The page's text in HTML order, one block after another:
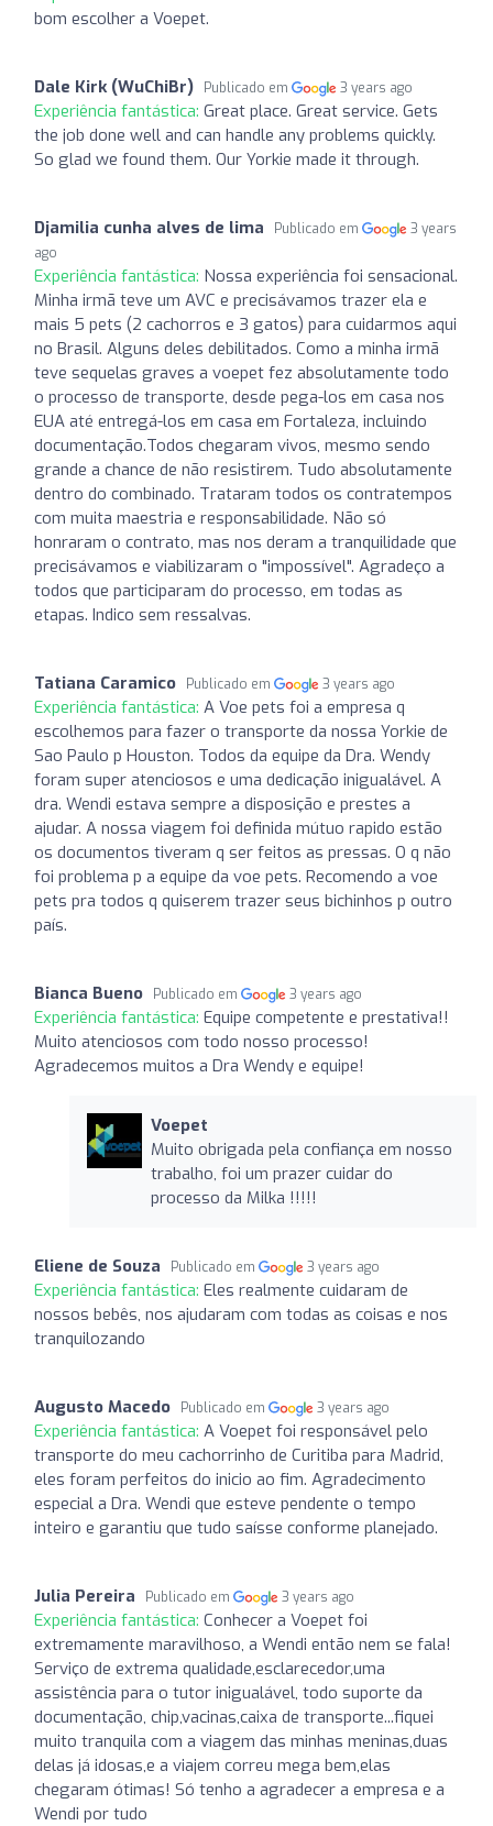
bom escolher a Voepet.
Dale Kirk (WuChiBr) Publicado em 3 years ago
Experiência fantástica: Great place. Great service. Gets
the job done well and can handle any problems quickly.
So glad we found them. Our Yorkie made it through.
Djamilia cunha alves de lima Publicado em
3 years
ago
Experiência fantástica: Nossa experiência foi sensacional.
Minha irmã teve um AVC e precisávamos trazer ela e
mais 5 pets (2 cachorros e 3 gatos) para cuidarmos aqui
no Brasil. Alguns deles debilitados. Como a minha irmã
teve sequelas graves a voepet fez absolutamente todo
o processo de transporte, desde pega-los em casa nos
EUA até entregá-los em casa em Fortaleza, incluindo
documentação.Todos chegaram vivos, mesmo sendo
grande a chance de não resistirem. Tudo absolutamente
dentro do combinado. Trataram todos os contratempos
com muita maestria e responsabilidade. Não só
honraram o contrato, mas nos deram a tranquilidade que
precisávamos e viabilizaram o "impossível". Agradeço a
todos que participaram do processo, em todas as
etapas. Indico sem ressalvas.
Tatiana Caramico Publicado em 3 years ago
Experiência fantástica: A Voe pets foi a empresa q
escolhemos para fazer o transporte da nossa Yorkie de
Sao Paulo p Houston. Todos da equipe da Dra. Wendy
foram super atenciosos e uma dedicação inigualável. A
dra. Wendi estava sempre a disposição e prestes a
ajudar. A nossa viagem foi definida mútuo rapido estão
os documentos tiveram q ser feitos as pressas. O q não
foi problema p a equipe da voe pets. Recomendo a voe
pets pra todos q quiserem trazer seus bichinhos p outro
país.
Bianca Bueno Publicado em 3 years ago
Experiência fantástica: Equipe competente e prestativa!!
Muito atenciosos com todo nosso processo!
Agradecemos muitos a Dra Wendy e equipe!
Voepet
Muito obrigada pela confiança em nosso
trabalho, foi um prazer cuidar do
processo da Milka !!!!!
Eliene de Souza Publicado em 3 years ago
Experiência fantástica: Eles realmente cuidaram de
nossos bebês, nos ajudaram com todas as coisas e nos
tranquilozando
Augusto Macedo Publicado em 3 years ago
Experiência fantástica: A Voepet foi responsável pelo
transporte do meu cachorrinho de Curitiba para Madrid,
eles foram perfeitos do inicio ao fim. Agradecimento
especial a Dra. Wendi que esteve pendente o tempo
inteiro e garantiu que tudo saísse conforme planejado.
Julia Pereira Publicado em 3 years ago
Experiência fantástica: Conhecer a Voepet foi
extremamente maravilhoso, a Wendi então nem se fala!
Serviço de extrema qualidade,esclarecedor,uma
assistência para o tutor inigualável, todo suporte da
documentação, chip,vacinas,caixa de transporte...fiquei
muito tranquila com a viagem das minhas meninas,duas
delas já idosas,e a viajem correu mega bem,elas
chegaram ótimas! Só tenho a agradecer a empresa e a
Wendi por tudo